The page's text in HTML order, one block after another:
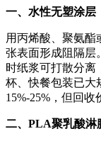
一、水性无塑涂层
用丙烯酸、聚氨酯
张表面形成阻隔层
时纸浆可打散分离
杯、快餐包装已大
15%-25%，但回收
二、PLA聚乳酸淋